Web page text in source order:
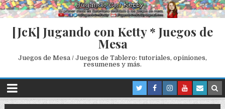
[JcK] Jugando con Ketty * Juegos de
Mesa
Juegos de Mesa / Juegos de Tablero: tutoriales, opiniones,
resumenes y más.